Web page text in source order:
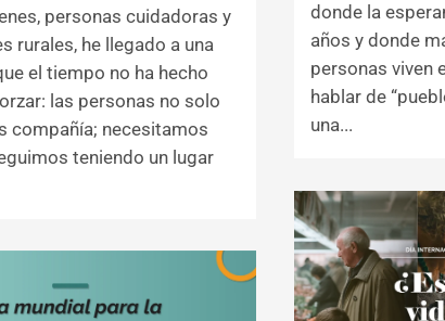
personas cuidadoras y
rurales, he llegado a una
el tiempo no ha hecho
las personas no solo
compañía; necesitamos
teniendo un lugar
donde la
años y donde
personas viven
hablar de
una...